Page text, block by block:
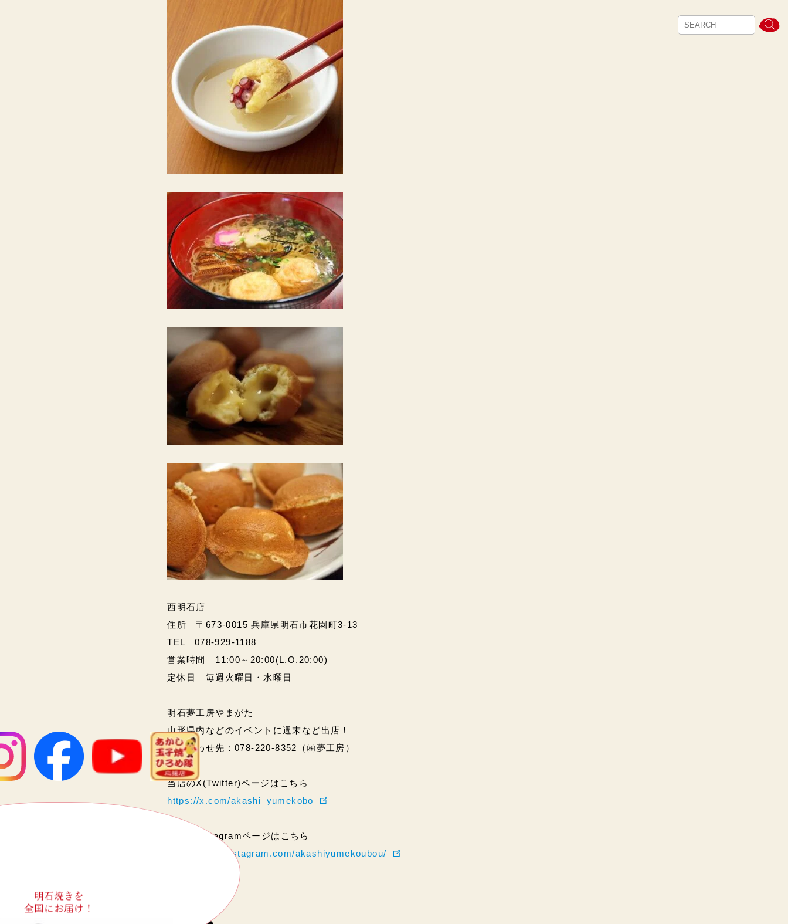
明石焼きを
全国にお届け！
西明石店
住所 〒673-0015 兵庫県明石市花園町3-13
TEL 078-929-1188
営業時間 11:00～20:00(L.O.20:00)
定休日 毎週火曜日・水曜日
明石夢工房やまがた
山形県内などのイベントに週末など出店！
問い合わせ先：078-220-8352（㈱夢工房）
当店のX(Twitter)ページはこちら
https://x.com/akashi_yumekobo
当店のInstagramページはこちら
https://www.instagram.com/akashiyumekoubou/